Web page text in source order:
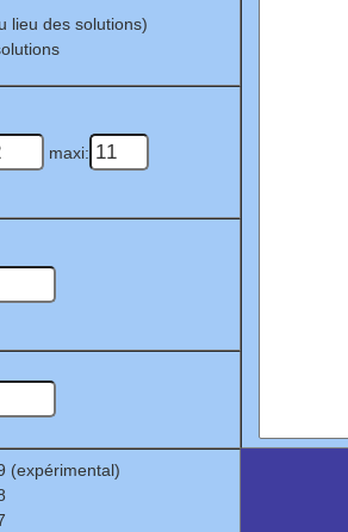
lieu des solutions)
maxi:
(expérimental)